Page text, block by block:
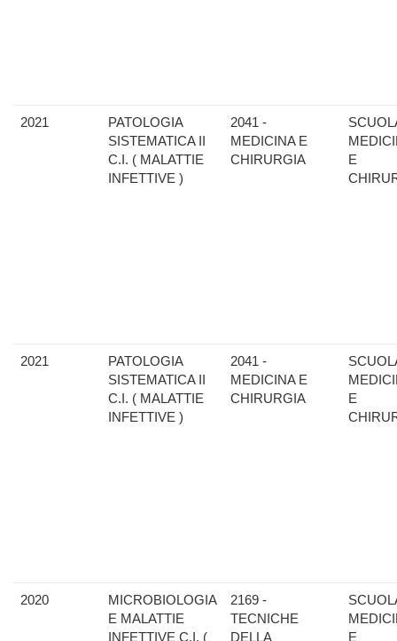
2021
PATOLOGIA
SISTEMATICA II
C.I. ( MALATTIE
INFETTIVE )
2041 -
MEDICINA E
CHIRURGIA
E
2021
PATOLOGIA
SISTEMATICA II
C.I. ( MALATTIE
INFETTIVE )
2041 -
MEDICINA E
CHIRURGIA
E
2020
MICROBIOLOGIA
E MALATTIE
INFETTIVE C.I. (
2169 -
TECNICHE
DELLA
E